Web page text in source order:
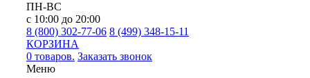
ПН-ВС
с 10:00 до 20:00
8 (800) 302-77-06 8 (499) 348-15-11
КОРЗИНА
0 товаров. Заказать звонок
Меню